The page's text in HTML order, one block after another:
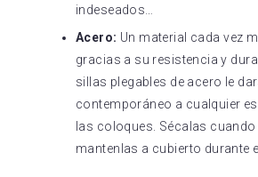
indeseados…
Acero: Un material cada vez
gracias a su resistencia y
sillas plegables de acero le
contemporáneo a cualquier
las coloques. Sécalas
mantenlas a cubierto durante